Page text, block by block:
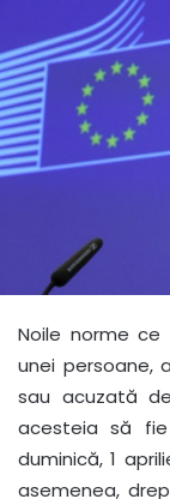
Noile norme ce
unei persoane,
sau acuzată
acesteia să
duminică, 1
asemenea,